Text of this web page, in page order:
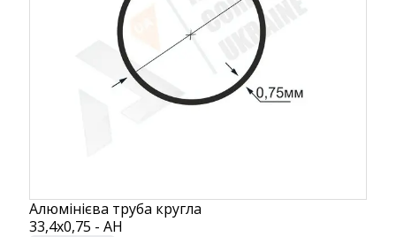
Алюмінієва труба кругла
33,4х0,75 - АН